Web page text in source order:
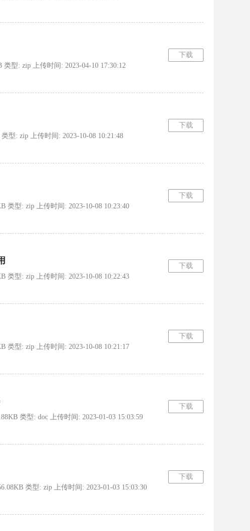
型: zip 上传时间: 2023-04-10 17:30:12
下载
型: zip 上传时间: 2023-10-08 10:21:48
下载
类型: zip 上传时间: 2023-10-08 10:23:40
下载
类型: zip 上传时间: 2023-10-08 10:22:43
下载
类型: zip 上传时间: 2023-10-08 10:21:17
下载
类型: doc 上传时间: 2023-01-03 15:03:59
下载
类型: zip 上传时间: 2023-01-03 15:03:30
下载